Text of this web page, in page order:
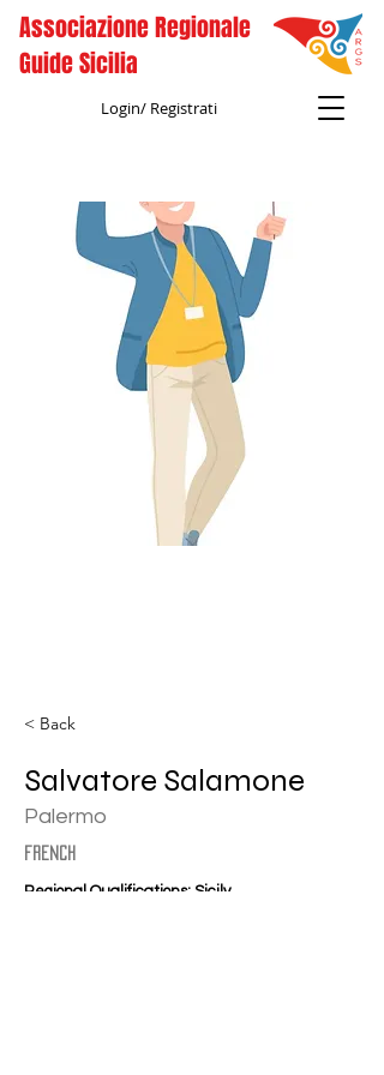
Associazione Regionale
Guide Sicilia
Login/ Registrati
< Back
Salvatore Salamone
Palermo
french
Regional Qualifications: Sicily